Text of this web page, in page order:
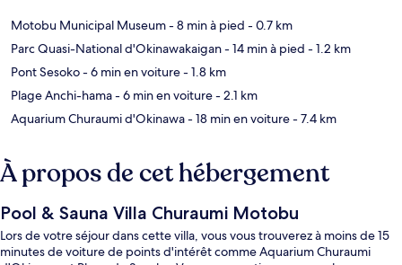
Motobu Municipal Museum- 8 min à pied - 0.7 km
Parc Quasi-National d'Okinawakaigan- 14 min à pied - 1.2 km
Pont Sesoko- 6 min en voiture- 1.8 km
Plage Anchi-hama- 6 min en voiture- 2.1 km
Aquarium Churaumi d'Okinawa- 18 min en voiture- 7.4 km
À propos de cet hébergement
Pool & Sauna Villa Churaumi Motobu
Lors de votre séjour dans cette villa, vous vous trouverez à moins de 15
minutes de voiture de points d'intérêt comme Aquarium Churaumi